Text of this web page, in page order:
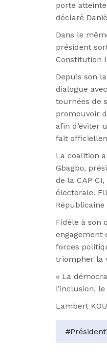
porte
déclaré
Dans le
président
Constitution
Depuis son
dialogue
tournées de
promouvoir
afin d’éviter
fait
La coalition
Gbagbo,
de la CAP
électorale.
Fidèle à son
engagement
forces
triompher la
« La
l’inclusion,
Lambert